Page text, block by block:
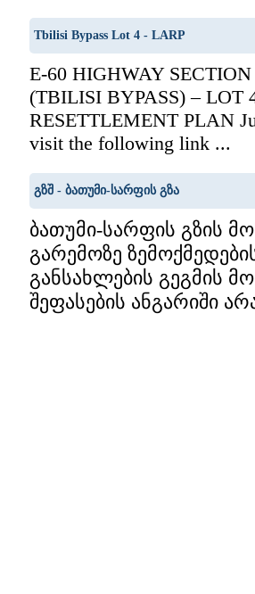
Tbilisi Bypass Lot 4 - LARP
E-60 HIGHWAY
(TBILISI BYPASS) –
RESETTLEMENT PLAN
visit the following link ...
გზშ - ბათუმი-სარფის გზა
ბათუმი-სარფის გზის
გარემოზე
განსახლების გეგმის
შეფასების ანგარიში